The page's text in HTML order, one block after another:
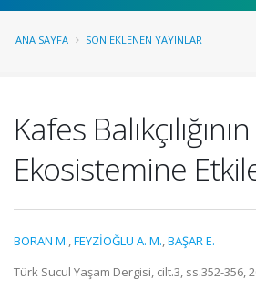
ANA SAYFA SON EKLENEN YAYINLAR
Kafes
Ekosistemine
BORAN M.,FEYZİOĞLU A. M.,BAŞAR E.
Türk Sucul Yaşam Dergisi, cilt.3, ss.352-356,